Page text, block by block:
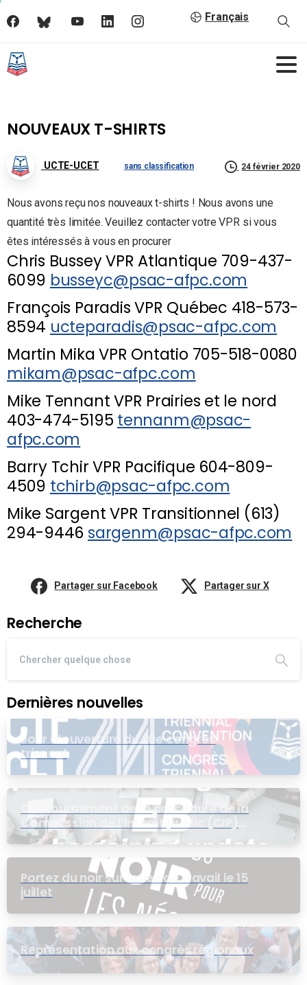
Français
NOUVEAUX T-SHIRTS
UCTE-UCET sans classification 24 février 2020
Nous avons reçu nos nouveaux t-shirts ! Nous avons une
quantité très limitée. Veuillez contacter votre VPR si vous
êtes intéressés à vous en procurer
Chris Bussey VPR Atlantique 709-437-
6099 busseyc@psac-afpc.com
François Paradis VPR Québec 418-573-
8594 ucteparadis@psac-afpc.com
Martin Mika VPR Ontatio 705-518-0080
mikam@psac-afpc.com
Mike Tennant VPR Prairies et le nord
403-474-5195 tennanm@psac-
afpc.com
Barry Tchir VPR Pacifique 604-809-
4509 tchirb@psac-afpc.com
Mike Sargent VPR Transitionnel (613)
294-9446 sargenm@psac-afpc.com
Partager sur Facebook Partager sur X
Recherche
Dernières nouvelles
Jour d’ouverture du 20e congrès
triennal
Contournement de la procédure de la
Commission de l’intérêt public (CIP)
pour le groupe EB
Portez du noir sur le lieu de travail le 15
juillet
Représentation aux congrès régionaux